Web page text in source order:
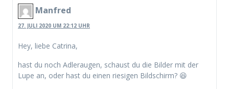
Manfred
27. JULI 2020 UM 22:12 UHR
Hey, liebe Catrina,
hast du noch Adleraugen, schaust du die Bilder mit der
Lupe an, oder hast du einen riesigen Bildschirm? 😆